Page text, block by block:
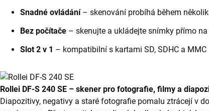
Snadné ovládání– skenování probíhá během
Bez počítače – skenujte a ukládejte snímky přímo
Slot 2 v 1 – kompatibilní s kartami SD, SDHC a MMC
Rollei DF-S 240 SE – skener pro fotografie, filmy a
Diapozitivy, negativy a staré fotografie pomalu ztrácejí v